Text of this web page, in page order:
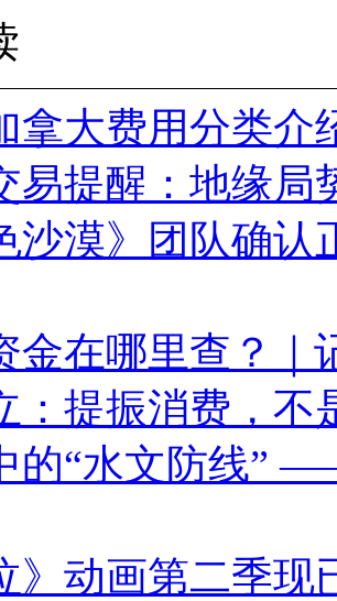
拿大费用分类介
易提醒：地缘局
沙漠》团队确
金在哪里查？｜
：提振消费，不
的“水文防线”
》动画第二季